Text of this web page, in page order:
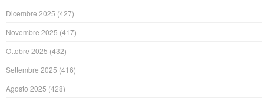
Dicembre 2025 (427)
Novembre 2025 (417)
Ottobre 2025 (432)
Settembre 2025 (416)
Agosto 2025 (428)